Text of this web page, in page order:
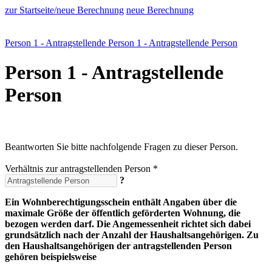
zur Startseite/neue Berechnung neue Berechnung
Person 1 - Antragstellende Person 1 - Antragstellende Person
Person 1 - Antragstellende
Person
Beantworten Sie bitte nachfolgende Fragen zu dieser Person.
Verhältnis zur antragstellenden Person *
?
Ein Wohnberechtigungsschein enthält Angaben über die
maximale Größe der öffentlich geförderten Wohnung, die
bezogen werden darf. Die Angemessenheit richtet sich dabei
grundsätzlich nach der Anzahl der Haushaltsangehörigen. Zu
den Haushaltsangehörigen der antragstellenden Person
gehören beispielsweise